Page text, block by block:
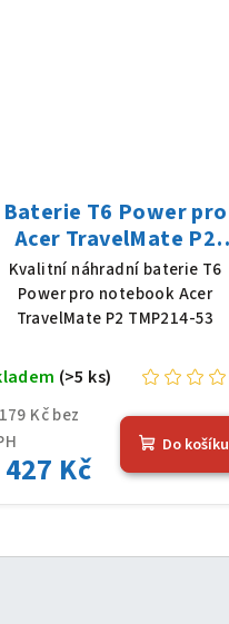
Baterie T6 Power pro
Acer TravelMate P2
TMP214-53, Li-Poly,
11,61 V, 4683 mAh (54,36
Wh), černá
Kvalitní náhradní baterie T6
Power pro notebook Acer
TravelMate P2 TMP214-53
Kč bez
427 Kč
(>5 ks)
Do košíku